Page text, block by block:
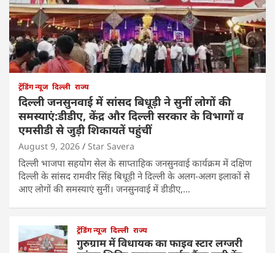
ट्रेंडिंग न्यूज दिल्ली राज्य
दिल्ली जनसुनवाई में सांसद बिधूड़ी ने सुनीं लोगों की
समस्याएं:डीडीए, केंद्र और दिल्ली सरकार के विभागों व
एमसीडी से जुड़ी शिकायतें पहुंचीं
August 9, 2026 Star Savera
दिल्ली भाजपा सहयोग सेल के साप्ताहिक जनसुनवाई कार्यक्रम में दक्षिण
दिल्ली के सांसद रामवीर सिंह बिधूड़ी ने दिल्ली के अलग-अलग इलाकों से
आए लोगों की समस्याएं सुनीं। जनसुनवाई में डीडीए,…
ट्रेंडिंग न्यूज दिल्ली राज्य
गुरुग्राम में विधायक का फाइव स्टार लग्जरी